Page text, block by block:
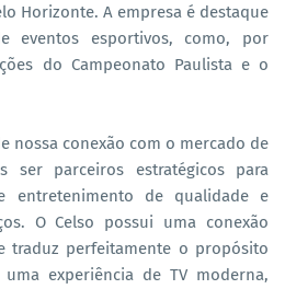
Horizonte. A empresa é destaque
eventos esportivos, como, por
do Campeonato Paulista e o
nossa conexão com o mercado de
ser parceiros estratégicos para
entretenimento de qualidade e
O Celso possui uma conexão
traduz perfeitamente o propósito
experiência de TV moderna,